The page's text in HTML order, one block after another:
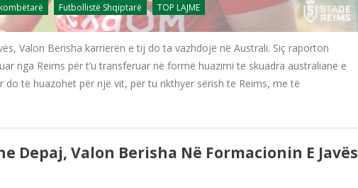
Futbollistë Shqiptarë TOP LAJME
Valon Berisha karrierën e tij do ta vazhdojë në Australi. Siç raporton
nga Reims për t’u transferuar në formë huazimi te skuadra australiane e
do të huazohet për një vit, për tu rikthyer sërish te Reims, me të
Depaj, Valon Berisha Në Formacionin E Javës